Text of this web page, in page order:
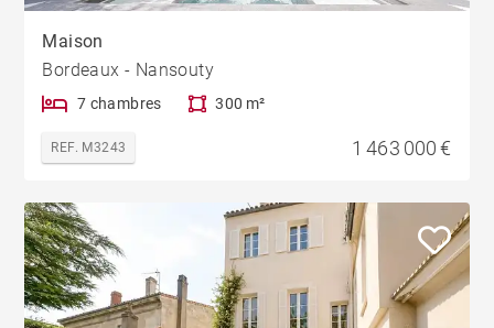
Maison
Bordeaux - Nansouty
7 chambres 300 m²
REF. M3243 1 463 000 €